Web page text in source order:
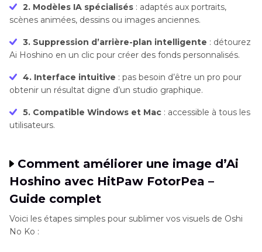
2. Modèles IA spécialisés : adaptés aux portraits,
scènes animées, dessins ou images anciennes.
3. Suppression d’arrière-plan intelligente : détourez
Ai Hoshino en un clic pour créer des fonds personnalisés.
4. Interface intuitive : pas besoin d’être un pro pour
obtenir un résultat digne d’un studio graphique.
5. Compatible Windows et Mac : accessible à tous les
utilisateurs.
Comment améliorer une image d’Ai
Hoshino avec HitPaw FotorPea –
Guide complet
Voici les étapes simples pour sublimer vos visuels de Oshi
No Ko :